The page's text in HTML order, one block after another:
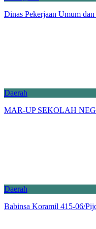
Dinas Pekerjaan Umum
Daerah
MAR-UP SEKOLAH
Daerah
Babinsa Koramil 415-06/